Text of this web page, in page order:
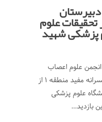
از مرکز تحقیقات علوم
پزشکی شهید
علوم اعصاب
ایران، دانش آموزان دبیرستان پسرانه مفید منطقه 1 از
علوم پزشکی
بازدید…